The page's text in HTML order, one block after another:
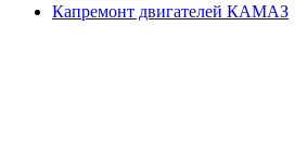
Капремонт двигателей КАМАЗ